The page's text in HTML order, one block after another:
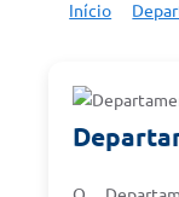
Início